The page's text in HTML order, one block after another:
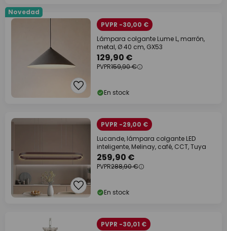
Novedad
PVPR -30,00 €
Lámpara colgante Lume L, marrón,
metal, Ø 40 cm, GX53
129,90 €
PVPR159,90 €
En stock
PVPR -29,00 €
Lucande, lámpara colgante LED
inteligente, Melinay, café, CCT, Tuya
259,90 €
PVPR288,90 €
En stock
PVPR -30,01 €